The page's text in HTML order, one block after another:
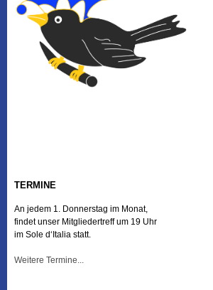
TERMINE
An jedem 1. Donnerstag im Monat,
findet unser Mitgliedertreff um 19 Uhr
im Sole d‘Italia statt.
Weitere Termine...